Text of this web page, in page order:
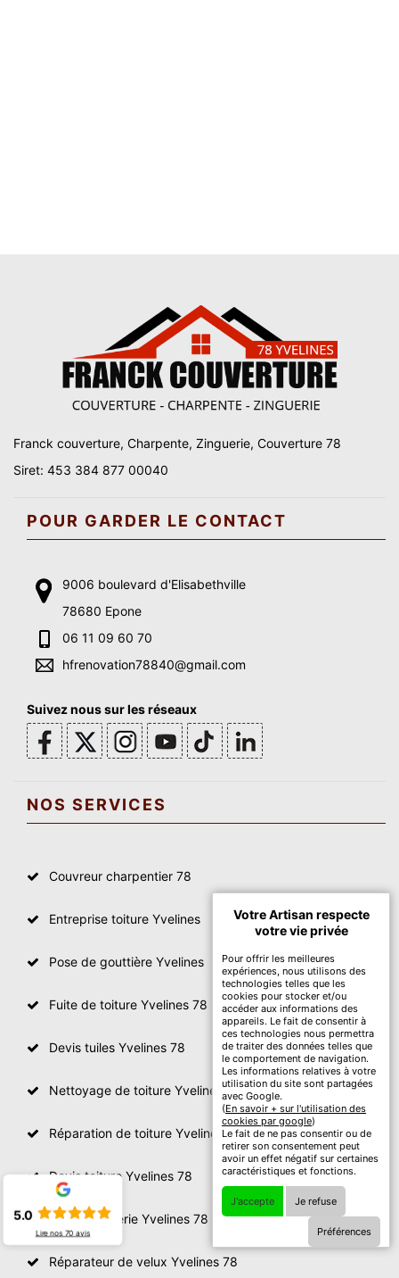
Franck couverture, Charpente, Zinguerie, Couverture 78
Siret: 453 384 877 00040
POUR GARDER LE CONTACT
9006 boulevard d'Elisabethville
78680 Epone
06 11 09 60 70
hfrenovation78840@gmail.com
Suivez nous sur les réseaux
NOS SERVICES
Couvreur charpentier 78
Entreprise toiture Yvelines
Pose de gouttière Yvelines
Fuite de toiture Yvelines 78
Devis tuiles Yvelines 78
Nettoyage de toiture Yvelines
Réparation de toiture Yvelines 78
Devis toiture Yvelines 78
Devis zinguerie Yvelines 78
Réparateur de velux Yvelines 78
Votre Artisan respecte
votre vie privée
Pour offrir les meilleures
expériences, nous utilisons des
technologies telles que les
cookies pour stocker et/ou
accéder aux informations des
appareils. Le fait de consentir à
ces technologies nous permettra
de traiter des données telles que
le comportement de navigation.
Les informations relatives à votre
utilisation du site sont partagées
avec Google.
(En savoir + sur l'utilisation des
cookies par google)
Le fait de ne pas consentir ou de
retirer son consentement peut
avoir un effet négatif sur certaines
caractéristiques et fonctions.
J'accepte Je refuse
Préférences
5.0
Lire nos 70 avis